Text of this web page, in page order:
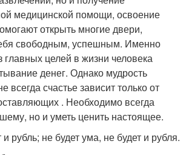
медицинской помощи, освоение
открыть многие двери,
свободным, успешным. Именно
главных целей в жизни человека
денег. Однако мудрость
всегда счастье зависит только от
. Необходимо всегда
но и уметь ценить настоящее.
рубль; не будет ума, не будет и рубля.